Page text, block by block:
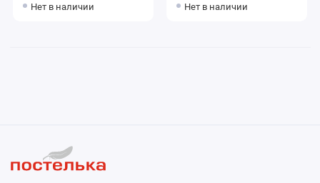
Нет в наличии Нет в наличии